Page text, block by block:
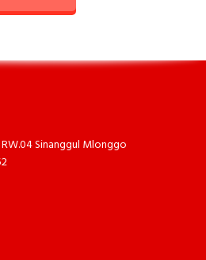
Sinanggul Mlonggo